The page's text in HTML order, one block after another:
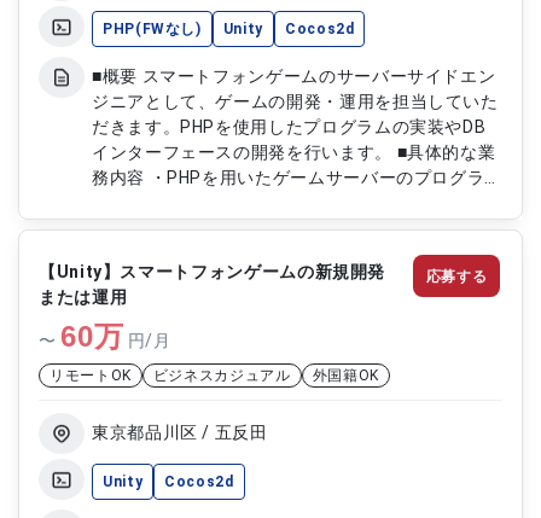
PHP(FWなし) Unity Cocos2d
■概要 スマートフォンゲームのサーバーサイドエン
ジニアとして、ゲームの開発・運用を担当していた
だきます。PHPを使用したプログラムの実装やDB
インターフェースの開発を行います。 ■具体的な業
務内容 ・PHPを用いたゲームサーバーのプログラム
ェースの開発 ・ゲーム業界での実務経験を活かし
【Unity】スマートフォンゲームの新規開発
または運用
〜 60万 円/月
リモートOK ビジネスカジュアル 外国籍OK
東京都品川区 / 五反田
Unity Cocos2d
応募する